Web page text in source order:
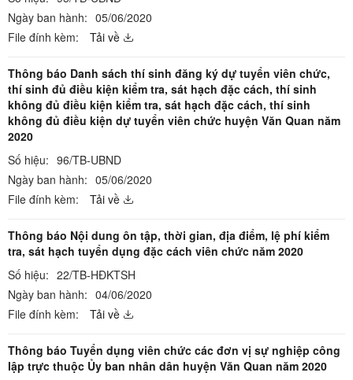
Ngày ban hành: 05/06/2020
File đính kèm:
Tải về
Thông báo Danh sách thí sinh đăng ký dự tuyển viên chức,
thí sinh đủ điều kiện kiểm tra, sát hạch đặc cách, thí sinh
không đủ điều kiện kiểm tra, sát hạch đặc cách, thí sinh
không đủ điều kiện dự tuyển viên chức huyện Văn Quan năm
2020
Số hiệu: 96/TB-UBND
Ngày ban hành: 05/06/2020
File đính kèm:
Tải về
Thông báo Nội dung ôn tập, thời gian, địa điểm, lệ phí kiểm
tra, sát hạch tuyển dụng đặc cách viên chức năm 2020
Số hiệu: 22/TB-HĐKTSH
Ngày ban hành: 04/06/2020
File đính kèm:
Tải về
Thông báo Tuyển dụng viên chức các đơn vị sự nghiệp công
lập trực thuộc Ủy ban nhân dân huyện Văn Quan năm 2020